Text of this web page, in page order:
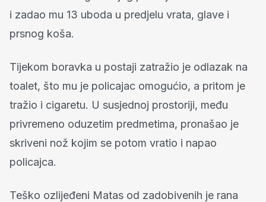
i zadao mu 13 uboda u predjelu vrata, glave i
prsnog koša.
Tijekom boravka u postaji zatražio je odlazak na
toalet, što mu je policajac omogućio, a pritom je
tražio i cigaretu. U susjednoj prostoriji, među
privremeno oduzetim predmetima, pronašao je
skriveni nož kojim se potom vratio i napao
policajca.
Teško ozlijeđeni Matas od zadobivenih je rana